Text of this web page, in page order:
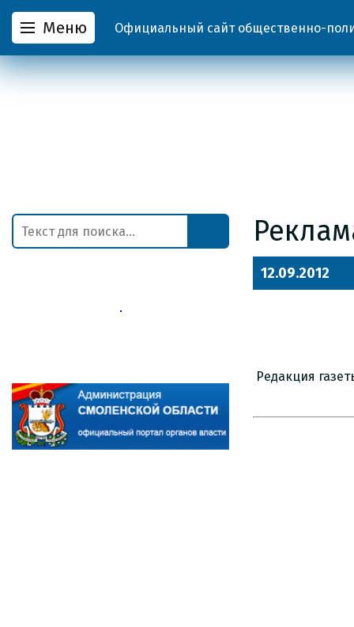
Меню Официальный сайт общественно-
12.09.2012
Редакция